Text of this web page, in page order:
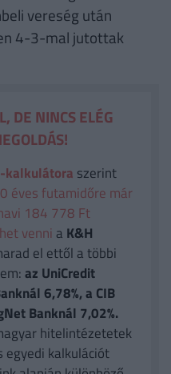
vereség után
4-3-mal jutottak
DE NINCS ELÉG
kalkulátora szerint
éves futamidőre már
184 778 Ft
venni a K&H
el ettől a többi
az UniCredit
6,78%, a CIB
Banknál 7,02%.
hitelintézetetek
egyedi kalkulációt